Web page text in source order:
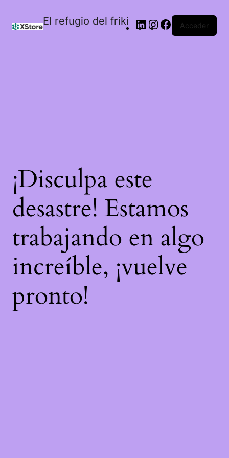
El refugio del friki Acceder
¡Disculpa este
desastre! Estamos
trabajando en algo
increíble, ¡vuelve
pronto!